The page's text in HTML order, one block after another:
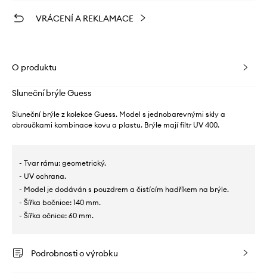
VRÁCENÍ A REKLAMACE
O produktu
Sluneční brýle Guess
Sluneční brýle z kolekce Guess. Model s jednobarevnými skly a
obroučkami kombinace kovu a plastu. Brýle mají filtr UV 400.
- Tvar rámu: geometrický.
- UV ochrana.
- Model je dodáván s pouzdrem a čistícím hadříkem na brýle.
- Šířka bočnice: 140 mm.
- Šířka očnice: 60 mm.
Podrobnosti o výrobku